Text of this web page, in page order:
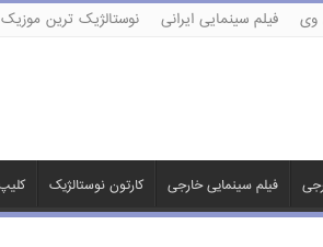
وی فیلم سینمایی ایرانی نوستالژیک ترین
فیلم سینمایی خارجی کارتون نوستالژیک